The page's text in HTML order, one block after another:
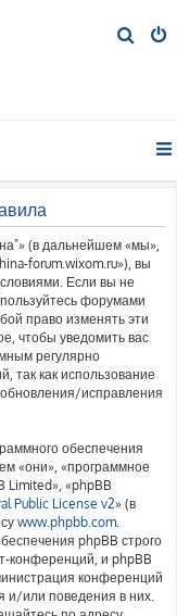
(в дальнейшем «мы»,
forum.wixom.ru»), вы
Если вы не
форумами
право изменять эти
чтобы уведомить вас
регулярно
так как использование
исправления
обеспечения
«они», «программное
Limited», «phpBB
Public License v2» (в
www.phpbb.com.
phpBB строго
конференций, и phpBB
конференций
и/или поведения в них.